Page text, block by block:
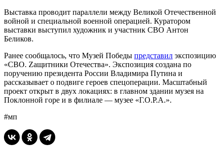
Выставка проводит параллели между Великой Отечественной
войной и специальной военной операцией. Куратором
выставки выступил художник и участник СВО Антон
Беликов.
Ранее сообщалось, что Музей Победы представил экспозицию
«СВО. Zащитники Отечества». Экспозиция создана по
поручению президента России Владимира Путина и
рассказывает о подвиге героев спецоперации. Масштабный
проект открыт в двух локациях: в главном здании музея на
Поклонной горе и в филиале — музее «Г.О.Р.А.».
#мп